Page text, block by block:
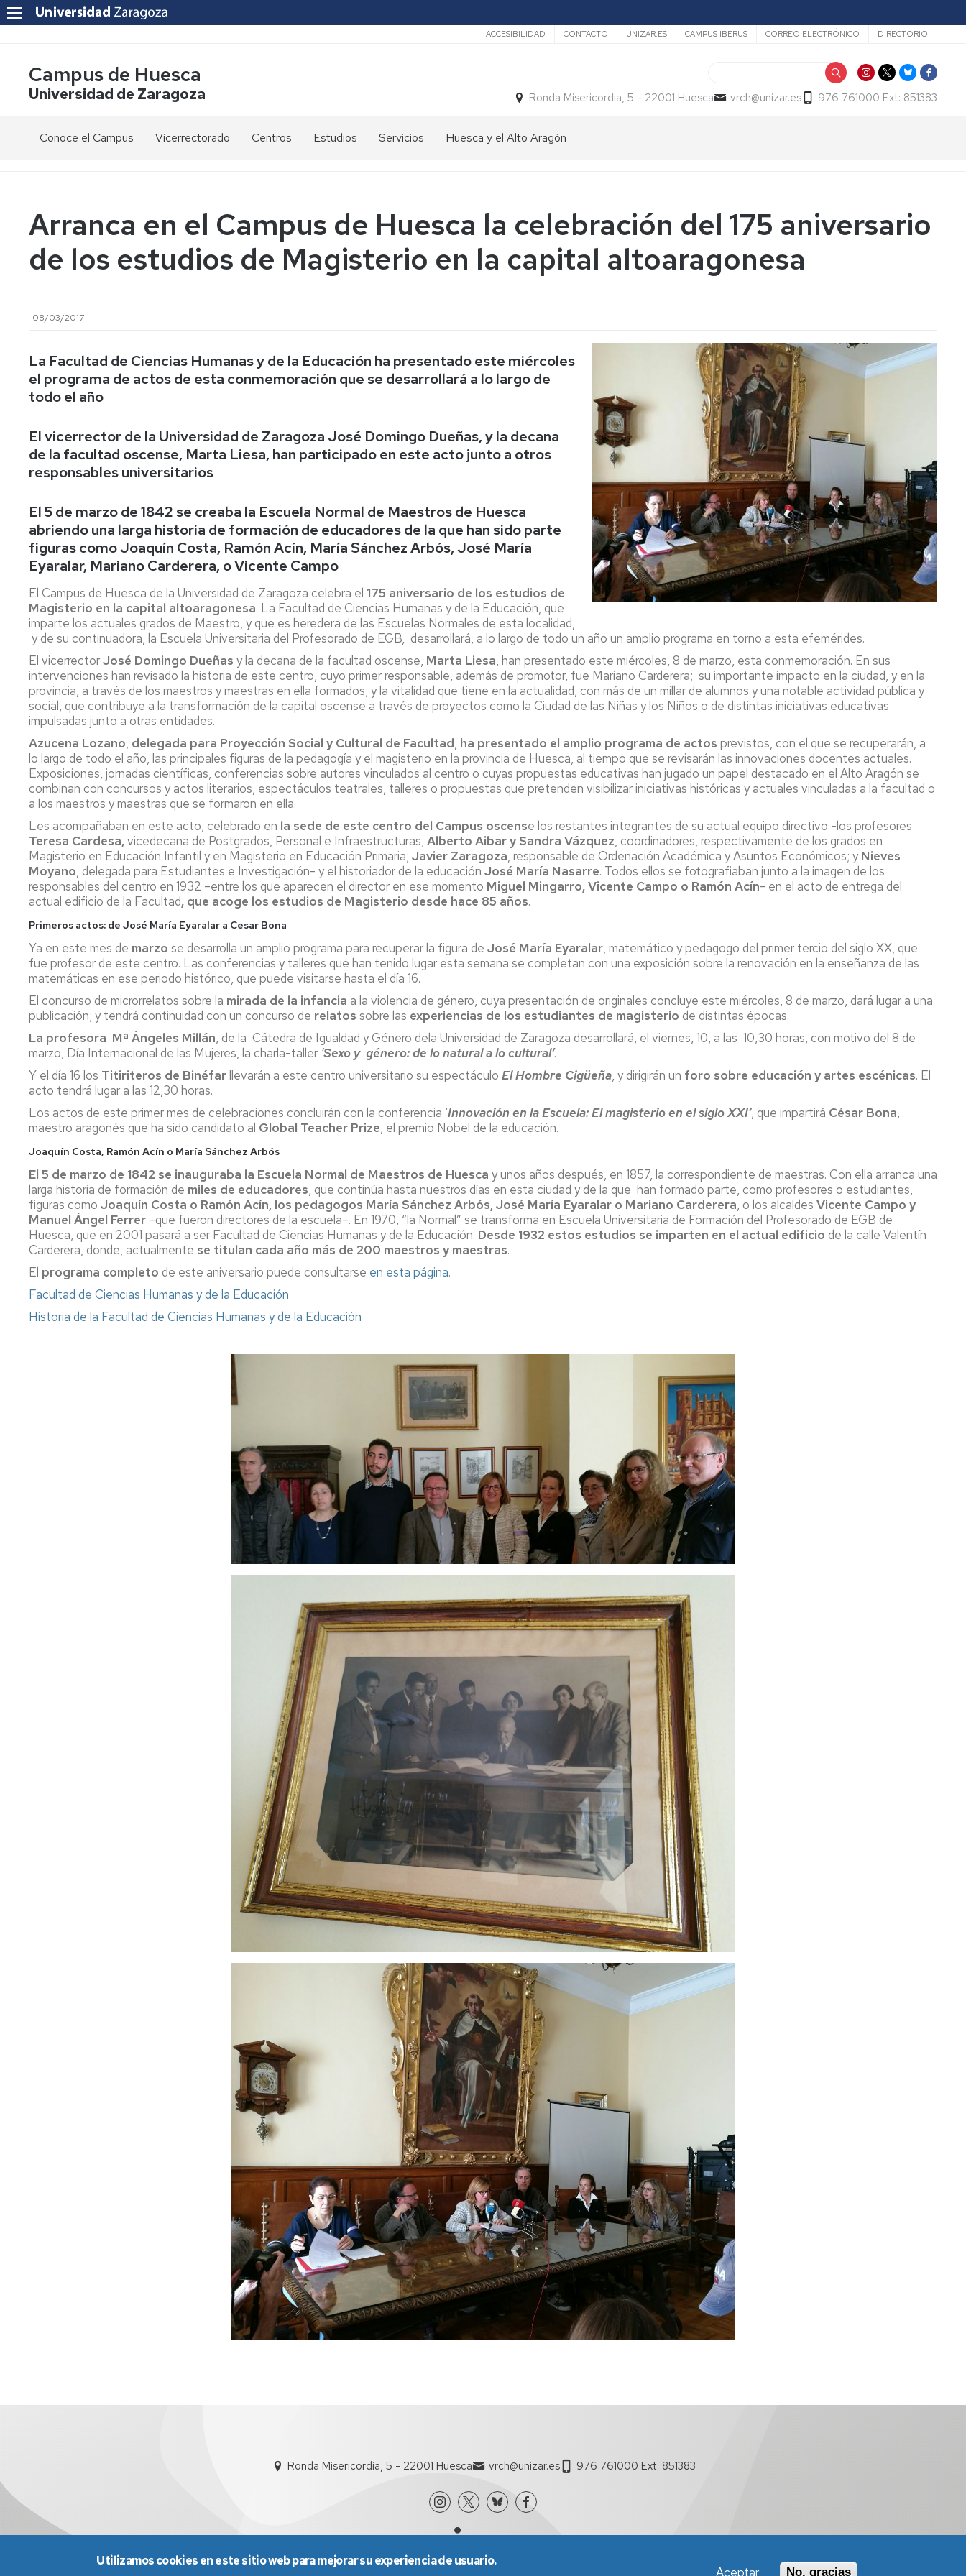
Secundario
ACCESIBILIDAD CONTACTO UNIZAR.ES CAMPUS IBERUS CORREO ELECTRÓNICO DIRECTORIO
Campus de Huesca
Universidad de Zaragoza Ronda Misericordia, 5 - 22001 Huesca vrch@unizar.es 976 761000 Ext: 851383
Conoce el Campus
Vicerrectora
de
Gobierno
estamos
Documentos
de
referencia/Normativa
Get
to
know
us
Vicerrectorado
elLenguas
Cursos
Universidad
de
en
el
Campus
de
Servicios
Secretaría
Orientación
Empleo
Cultura,
Comunicación
e
Actividades
Culturales
e
imagen
Actividades
e
instalaciones
deportivas
Informática
y
comunicaciones
de
Mantenimiento
Conserjería
y
correo
interno
Unizar
Otros
servicios
en
el
Campus
Centros Estudios
Estudios
postgrado
Servicios Huesca y el Alto Aragón
de
Turismo
En
Aragón
Cultura
jóvenes
Arranca en el Campus de Huesca la celebración del 175 aniversario
de los estudios de Magisterio en la capital altoaragonesa
08/03/2017
La Facultad de Ciencias Humanas y de la Educación ha presentado este miércoles
el programa de actos de esta conmemoración que se desarrollará a lo largo de
todo el año
El vicerrector de la Universidad de Zaragoza José Domingo Dueñas, y la decana
de la facultad oscense, Marta Liesa, han participado en este acto junto a otros
responsables universitarios
El 5 de marzo de 1842 se creaba la Escuela Normal de Maestros de Huesca
abriendo una larga historia de formación de educadores de la que han sido parte
figuras como Joaquín Costa, Ramón Acín, María Sánchez Arbós, José María
Eyaralar, Mariano Carderera, o Vicente Campo
El Campus de Huesca de la Universidad de Zaragoza celebra el 175 aniversario de los estudios de
Magisterio en la capital altoaragonesa. La Facultad de Ciencias Humanas y de la Educación, que
imparte los actuales grados de Maestro, y que es heredera de las Escuelas Normales de esta localidad,
y de su continuadora, la Escuela Universitaria del Profesorado de EGB, desarrollará, a lo largo de todo un año un amplio programa en torno a esta efemérides.
El vicerrectorJosé Domingo Dueñas y la decana de la facultad oscense, Marta Liesa, han presentado este miércoles, 8 de marzo, esta conmemoración. En sus
intervenciones han revisado la historia de este centro, cuyo primer responsable, además de promotor, fue Mariano Carderera; su importante impacto en la ciudad, y en la
provincia, a través de los maestros y maestras en ella formados; y la vitalidad que tiene en la actualidad, con más de un millar de alumnos y una notable actividad pública y
social, que contribuye a la transformación de la capital oscense a través de proyectos como la Ciudad de las Niñas y los Niños o de distintas iniciativas educativas
impulsadas junto a otras entidades.
Azucena Lozano, delegada para Proyección Social y Cultural de Facultad, ha presentado el amplio programa de actos previstos, con el que se recuperarán, a
lo largo de todo el año, las principales figuras de la pedagogía y el magisterio en la provincia de Huesca, al tiempo que se revisarán las innovaciones docentes actuales.
Exposiciones, jornadas científicas, conferencias sobre autores vinculados al centro o cuyas propuestas educativas han jugado un papel destacado en el Alto Aragón se
combinan con concursos y actos literarios, espectáculos teatrales, talleres o propuestas que pretenden visibilizar iniciativas históricas y actuales vinculadas a la facultad o
a los maestros y maestras que se formaron en ella.
Les acompañaban en este acto, celebrado en la sede de este centro del Campus oscense los restantes integrantes de su actual equipo directivo -los profesores
Teresa Cardesa,vicedecana de Postgrados, Personal e Infraestructuras; Alberto Aibar y Sandra Vázquez, coordinadores, respectivamente de los grados en
Magisterio en Educación Infantil y en Magisterio en Educación Primaria; Javier Zaragoza, responsable de Ordenación Académica y Asuntos Económicos; y Nieves
Moyano, delegada para Estudiantes e Investigación- y el historiador de la educación José María Nasarre. Todos ellos se fotografiaban junto a la imagen de los
responsables del centro en 1932 –entre los que aparecen el director en ese momento Miguel Mingarro, Vicente Campo o Ramón Acín- en el acto de entrega del
actual edificio de la Facultad, que acoge los estudios de Magisterio desde hace 85 años.
Primeros actos: de José María Eyaralar a Cesar Bona
Ya en este mes de marzo se desarrolla un amplio programa para recuperar la figura de José María Eyaralar, matemático y pedagogo del primer tercio del siglo XX, que
fue profesor de este centro. Las conferencias y talleres que han tenido lugar esta semana se completan con una exposición sobre la renovación en la enseñanza de las
matemáticas en ese periodo histórico, que puede visitarse hasta el día 16.
El concurso de microrrelatos sobre la mirada de la infancia a la violencia de género, cuya presentación de originales concluye este miércoles, 8 de marzo, dará lugar a una
publicación; y tendrá continuidad con un concurso de relatos sobre las experiencias de los estudiantes de magisterio de distintas épocas.
La profesora Mª Ángeles Millán, de la Cátedra de Igualdad y Género dela Universidad de Zaragoza desarrollará, el viernes, 10, a las 10,30 horas, con motivo del 8 de
marzo, Día Internacional de las Mujeres, la charla-taller ‘Sexo y género: de lo natural a lo cultural’.
Y el día 16 los Titiriteros de Binéfarllevarán a este centro universitario su espectáculo El Hombre Cigüeña, y dirigirán un foro sobre educación y artes escénicas. El
acto tendrá lugar a las 12,30 horas.
Los actos de este primer mes de celebraciones concluirán con la conferencia ‘Innovación en la Escuela: El magisterio en el siglo XXI’, que impartirá César Bona,
maestro aragonés que ha sido candidato al Global Teacher Prize, el premio Nobel de la educación.
Joaquín Costa, Ramón Acín o María Sánchez Arbós
El 5 de marzo de 1842 se inauguraba la Escuela Normal de Maestros de Huesca y unos años después, en 1857, la correspondiente de maestras. Con ella arranca una
larga historia de formación de miles de educadores, que continúa hasta nuestros días en esta ciudad y de la que han formado parte, como profesores o estudiantes,
figuras como Joaquín Costa o Ramón Acín, los pedagogos María Sánchez Arbós, José María Eyaralar o Mariano Carderera, o los alcaldes Vicente Campo y
Manuel Ángel Ferrer –que fueron directores de la escuela–. En 1970, “la Normal” se transforma en Escuela Universitaria de Formación del Profesorado de EGB de
Huesca, que en 2001 pasará a ser Facultad de Ciencias Humanas y de la Educación. Desde 1932 estos estudios se imparten en el actual edificio de la calle Valentín
Carderera, donde, actualmente se titulan cada año más de 200 maestros y maestras.
El programa completo de este aniversario puede consultarse en esta página.
Facultad de Ciencias Humanas y de la Educación
Historia de la Facultad de Ciencias Humanas y de la Educación
Ronda Misericordia, 5 - 22001 Huesca vrch@unizar.es 976 761000 Ext: 851383
Utilizamos cookies en este sitio web para mejorar su experiencia de usuario.
Aceptar No, gracias